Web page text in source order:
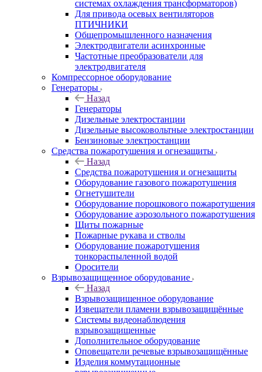
системах охлаждения трансформаторов)
Для привода осевых вентиляторов
ПТИЧНИКИ
Общепромышленного назначения
Электродвигатели асинхронные
Частотные преобразователи для
электродвигателя
Компрессорное оборудование
Генераторы
Назад
Генераторы
Дизельные электростанции
Дизельные высоковольтные электростанции
Бензиновые электростанции
Средства пожаротушения и огнезащиты
Назад
Средства пожаротушения и огнезащиты
Оборудование газового пожаротушения
Огнетушители
Оборудование порошкового пожаротушения
Оборудование аэрозольного пожаротушения
Щиты пожарные
Пожарные рукава и стволы
Оборудование пожаротушения
тонкораспыленной водой
Оросители
Взрывозащищенное оборудование
Назад
Взрывозащищенное оборудование
Извещатели пламени взрывозащищённые
Системы видеонаблюдения
взрывозащищенные
Дополнительное оборудование
Оповещатели речевые взрывозащищённые
Изделия коммутационные